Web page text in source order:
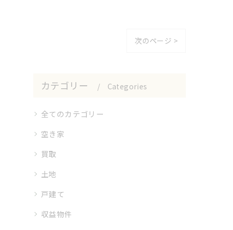
次のページ >
カテゴリー Categories
全てのカテゴリー
空き家
買取
土地
戸建て
収益物件